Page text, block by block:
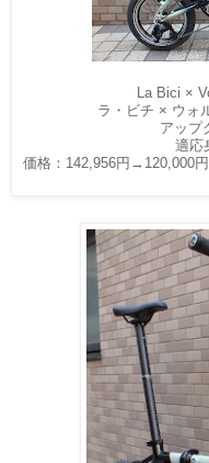
La Bici ×
ラ・ビチ × ウォ
アップ
適応
価格：142,956円→120,000